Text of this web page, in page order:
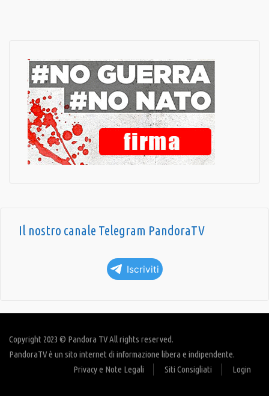
Il nostro canale Telegram PandoraTV
Iscriviti
Copyright 2023 © Pandora TV All rights reserved.
PandoraTV è un sito internet di informazione libera e indipendente.
Privacy e Note Legali
Siti Consigliati Login